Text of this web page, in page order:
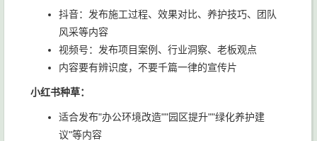
抖音：发布施工过程、效果对比、养护技巧、团队
风采等内容
视频号：发布项目案例、行业洞察、老板观点
内容要有辨识度，不要千篇一律的宣传片
小红书种草：
适合发布"办公环境改造""园区提升""绿化养护建
议"等内容